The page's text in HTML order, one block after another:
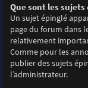
Que sont les sujets
Un sujet épinglé
page du forum dans
relativement
Comme pour les
publier des sujets
l’administrateur.